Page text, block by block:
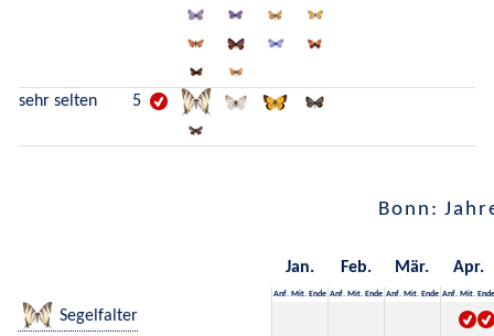
sehr selten 5
Bonn:
Jan. Feb. Mär. Apr.
Anf. Mit. Ende Anf. Mit. Ende Anf. Mit. Ende Anf. Mit. Ende
Segelfalter